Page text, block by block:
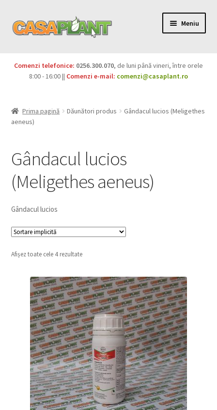
Meniu
Pesticide
Produse BIO
Igienă publică
Casa și grădina
Sere și solarii
Comenzi telefonice: 0256.300.070, de luni până vineri, între orele
8:00 - 16:00 || Comenzi e-mail: comenzi@casaplant.ro
Prima pagină Dăunători produs
Gândacul lucios (Meligethes
aeneus)
Gândacul lucios
(Meligethes aeneus)
Gândacul lucios
Afișez toate cele 4 rezultate